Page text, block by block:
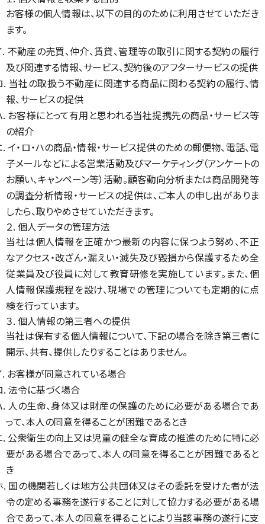
お客様の個人情報は、以下の目的のために利用させていただき
ます。
. 不動産の売買、仲介、賃貸、管理等の取引に関する契約の履行
及び関連する情報、サービス、契約後のアフターサービスの提供
. 当社の取扱う不動産に関連する商品に関わる契約の履行、情
報、サービスの提供
. お客様にとって有用と思われる当社提携先の商品・サービス等
の紹介
. イ・ロ・ハの商品・情報・サービス提供のための郵便物、電話、電
子メールなどによる営業活動及びマーケティング（アンケートの
お願い、キャンペーン等）活動。顧客動向分析または商品開発等
の調査分析情報・サービスの提供は、ご本人の申し出がありま
したら、取りやめさせていただきます。
２. 個人データの管理方法
当社は個人情報を正確かつ最新の内容に保つよう努め、不正
なアクセス・改ざん・漏えい・滅失及び毀損から保護するため全
従業員及び役員に対して教育研修を実施しています。また、個
人情報保護規程を設け、現場での管理についても定期的に点
検を行っています。
３. 個人情報の第三者への提供
当社は保有する個人情報について、下記の場合を除き第三者に
開示、共有、提供したりすることはありません。
. お客様が同意されている場合
. 法令に基づく場合
. 人の生命、身体又は財産の保護のために必要がある場合であ
って、本人の同意を得ることが困難であるとき
. 公衆衛生の向上又は児童の健全な育成の推進のために特に必
要がある場合であって、本人の同意を得ることが困難であると
き
. 国の機関若しくは地方公共団体又はその委託を受けた者が法
令の定める事務を遂行することに対して協力する必要がある場
合であって、本人の同意を得ることにより当該事務の遂行に支